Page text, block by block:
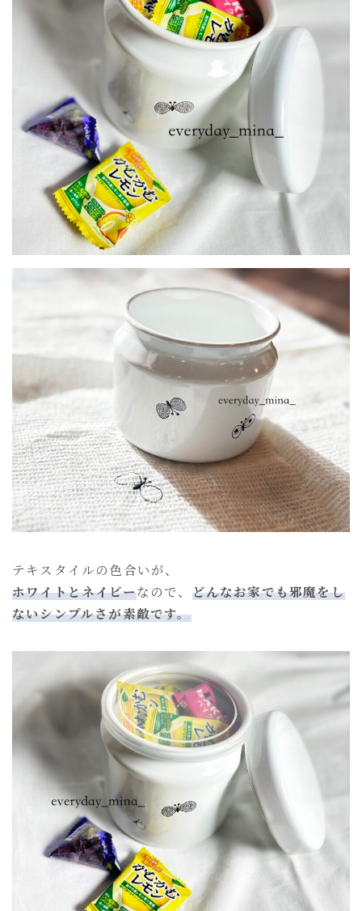
テキスタイルの色合いが、
ホワイトとネイビーなので、 どんなお家でも邪魔をし
ないシンプルさが素敵です。